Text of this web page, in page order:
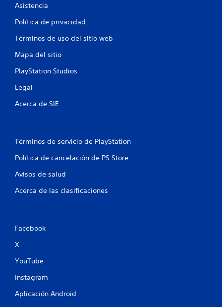
Asistencia
Política de privacidad
Términos de uso del sitio web
Mapa del sitio
PlayStation Studios
Legal
Acerca de SIE
Términos de servicio de PlayStation
Política de cancelación de PS Store
Avisos de salud
Acerca de las clasificaciones
Facebook
X
YouTube
Instagram
Aplicación Android